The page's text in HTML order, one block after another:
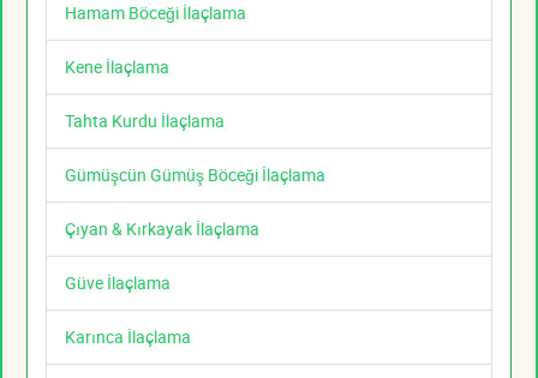
Hamam Böceği İlaçlama
Kene İlaçlama
Tahta Kurdu İlaçlama
Gümüşcün Gümüş Böceği İlaçlama
Çıyan & Kırkayak İlaçlama
Güve İlaçlama
Karınca İlaçlama